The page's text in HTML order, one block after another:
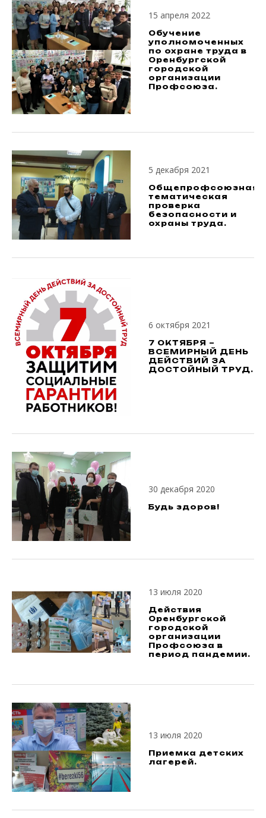
15 апреля 2022
Обучение
уполномоченных
по охране труда в
Оренбургской
городской
организации
Профсоюза.
5 декабря 2021
Общепрофсоюзная
тематическая
проверка
безопасности и
охраны труда.
6 октября 2021
7 ОКТЯБРЯ –
ВСЕМИРНЫЙ ДЕНЬ
ДЕЙСТВИЙ ЗА
ДОСТОЙНЫЙ ТРУД.
30 декабря 2020
Будь здоров!
13 июля 2020
Действия
Оренбургской
городской
организации
Профсоюза в
период пандемии.
13 июля 2020
Приемка детских
лагерей.